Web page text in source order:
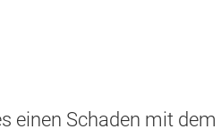
einen Schaden mit dem